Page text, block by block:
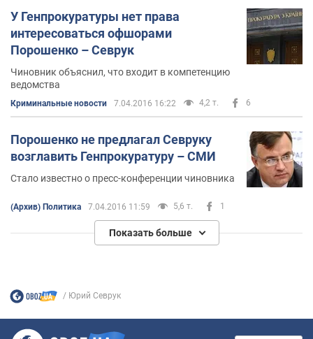
У Генпрокуратуры нет права
интересоваться офшорами
Порошенко – Севрук
Чиновник объяснил, что входит в компетенцию
ведомства
Криминальные новости 7.04.2016 16:22 4,2 т. 6
Порошенко не предлагал Севруку
возглавить Генпрокуратуру – СМИ
Стало известно о пресс-конференции чиновника
(Архив) Политика 7.04.2016 11:59 5,6 т. 1
Показать больше
Юрий Севрук